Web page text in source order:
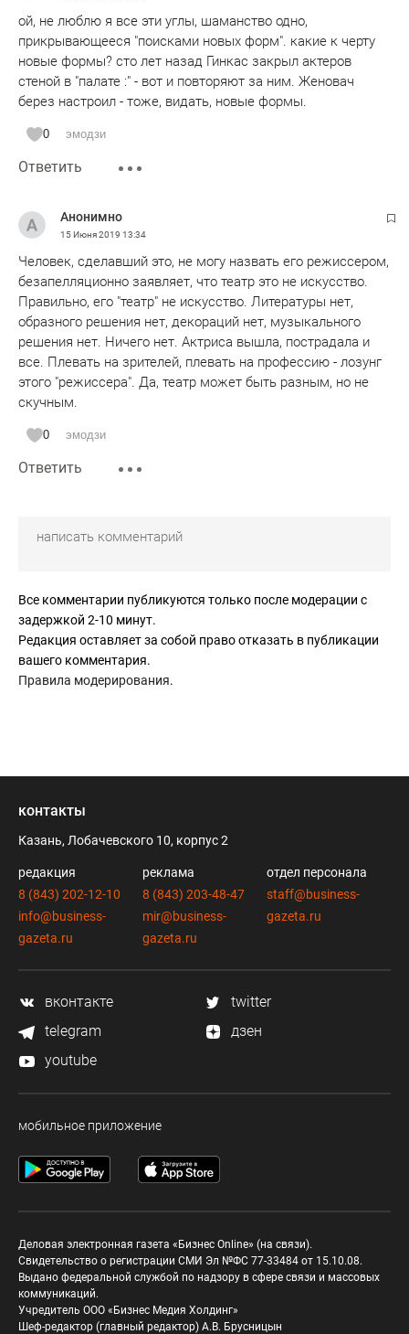
ой, не люблю я все эти углы, шаманство одно,
прикрывающееся "поисками новых форм". какие к черту
новые формы? сто лет назад Гинкас закрыл актеров
стеной в "палате :" - вот и повторяют за ним. Женовач
берез настроил - тоже, видать, новые формы.
0 эмодзи
Ответить
Анонимно
15 Июня 2019 13:34
Человек, сделавший это, не могу назвать его режиссером,
безапелляционно заявляет, что театр это не искусство.
Правильно, его "театр" не искусство. Литературы нет,
образного решения нет, декораций нет, музыкального
решения нет. Ничего нет. Актриса вышла, пострадала и
все. Плевать на зрителей, плевать на профессию - лозунг
этого "режиссера". Да, театр может быть разным, но не
скучным.
0 эмодзи
Ответить
Все комментарии публикуются только после модерации с
задержкой 2-10 минут.
Редакция оставляет за собой право отказать в публикации
вашего комментария.
Правила модерирования.
контакты
Казань, Лобачевского 10, корпус 2
редакция
8 (843) 202-12-10
info@business-
gazeta.ru
реклама
8 (843) 203-48-47
mir@business-
gazeta.ru
отдел персонала
staff@business-
gazeta.ru
вконтакте
twitter
telegram
дзен
youtube
мобильное приложение
Деловая электронная газета «Бизнес Online» (на связи).
Свидетельство о регистрации СМИ Эл №ФС 77-33484 от 15.10.08.
Выдано федеральной службой по надзору в сфере связи и массовых
коммуникаций.
Учредитель ООО «Бизнес Медия Холдинг»
Шеф-редактор (главный редактор) А.В. Брусницын